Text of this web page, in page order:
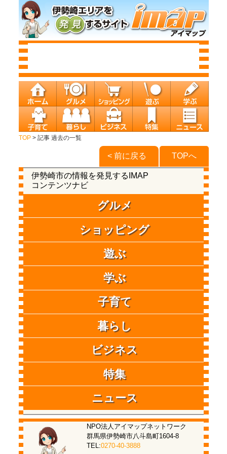
TOP> 記事 過去の一覧
TOPへ
< 前に戻る
伊勢崎市の情報を発見するIMAP
コンテンツナビ
グルメ
ショッピング
遊ぶ
学ぶ
子育て
暮らし
ビジネス
特集
ニュース
NPO法人アイマップネットワーク
群馬県伊勢崎市八斗島町1604-8
TEL:0270-40-3888